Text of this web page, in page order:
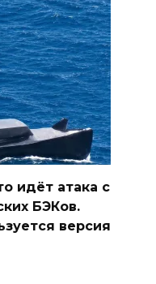
идёт атака с
БЭКов.
версия